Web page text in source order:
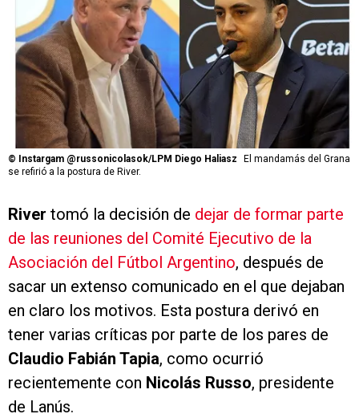
© Instargam @russonicolasok/LPM Diego Haliasz
El mandamás del Grana
se refirió a la postura de River.
River tomó la decisión de dejar de formar parte
de las reuniones del Comité Ejecutivo de la
Asociación del Fútbol Argentino, después de
sacar un extenso comunicado en el que dejaban
en claro los motivos. Esta postura derivó en
tener varias críticas por parte de los pares de
Claudio Fabián Tapia, como ocurrió
recientemente con Nicolás Russo, presidente
de Lanús.